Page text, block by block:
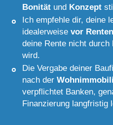
Bonität und Konzept
Ich empfehle dir, deine
idealerweise vor
deine Rente nicht
wird.
Die Vergabe deiner
nach der
verpflichtet Banken,
Finanzierung langfristig